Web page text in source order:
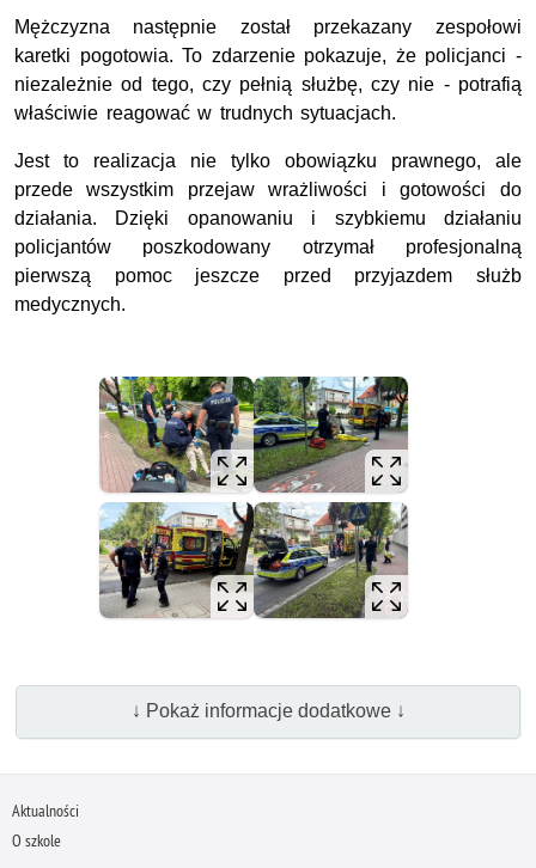
Mężczyzna następnie został przekazany zespołowi
karetki pogotowia. To zdarzenie pokazuje, że policjanci -
niezależnie od tego, czy pełnią służbę, czy nie - potrafią
właściwie reagować w trudnych sytuacjach.
Jest to realizacja nie tylko obowiązku prawnego, ale
przede wszystkim przejaw wrażliwości i gotowości do
działania. Dzięki opanowaniu i szybkiemu działaniu
policjantów poszkodowany otrzymał profesjonalną
pierwszą pomoc jeszcze przed przyjazdem służb
medycznych.
↓ Pokaż informacje dodatkowe ↓
Aktualności
O szkole